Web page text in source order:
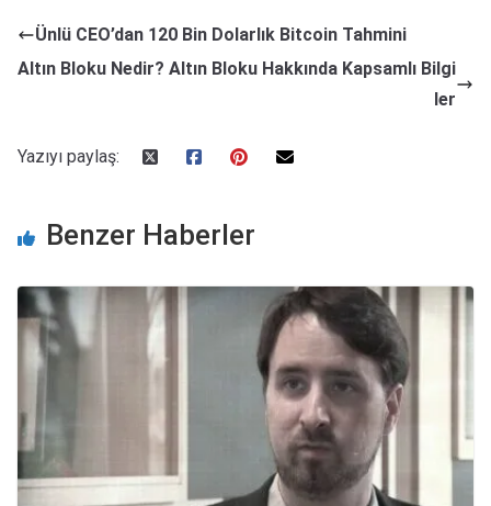
Ünlü CEO’dan 120 Bin Dolarlık Bitcoin Tahmini
Altın Bloku Nedir? Altın Bloku Hakkında Kapsamlı Bilgi
ler
Yazıyı paylaş:
Benzer Haberler